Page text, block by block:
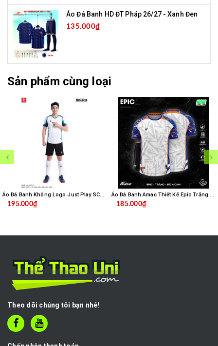
Áo Đá Banh HD ĐT Pháp 26/27 - Xanh Đen
135.000₫
Sản phẩm cùng loại
Áo Đá Banh Không Logo Just Play SC04 - Trắng
195.000₫
Áo Đá Banh Amac Thiết Kế Epic Trắng Bích
185.000₫
Theo dõi chúng tôi bạn nhé!